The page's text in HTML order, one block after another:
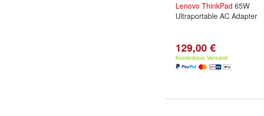
Lenovo ThinkPad 65W
Ultraportable AC Adapter
129,00 €
Kostenloser Versand